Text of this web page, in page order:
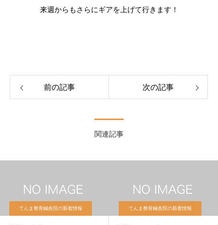
来週からもさらにギアを上げて行きます！
前の記事 次の記事
関連記事
てんま整骨鍼灸院の新着情報 てんま整骨鍼灸院の新着情報